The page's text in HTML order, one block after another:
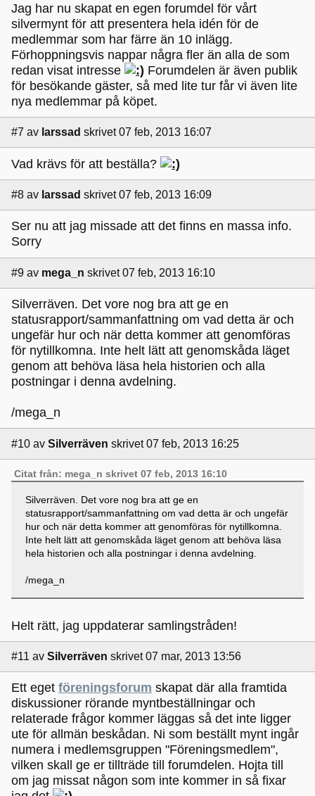
Jag har nu skapat en egen forumdel för vårt
silvermynt för att presentera hela idén för de
medlemmar som har färre än 10 inlägg.
Förhoppningsvis nappar några fler än alla de som
redan visat intresse
Forumdelen är även publik
för besökande gäster, så med lite tur får vi även lite
nya medlemmar på köpet.
#7 av larssad skrivet 07 feb, 2013 16:07
Vad krävs för att beställa?
#8 av larssad skrivet 07 feb, 2013 16:09
Ser nu att jag missade att det finns en massa info.
Sorry
#9 av mega_n skrivet 07 feb, 2013 16:10
Silverräven. Det vore nog bra att ge en
statusrapport/sammanfattning om vad detta är och
ungefär hur och när detta kommer att genomföras
för nytillkomna. Inte helt lätt att genomskåda läget
genom att behöva läsa hela historien och alla
postningar i denna avdelning.
/mega_n
#10 av Silverräven skrivet 07 feb, 2013 16:25
Citat från: mega_n skrivet 07 feb, 2013 16:10
Silverräven. Det vore nog bra att ge en
statusrapport/sammanfattning om vad detta är och ungefär
hur och när detta kommer att genomföras för nytillkomna.
Inte helt lätt att genomskåda läget genom att behöva läsa
hela historien och alla postningar i denna avdelning.
/mega_n
Helt rätt, jag uppdaterar samlingstråden!
#11 av Silverräven skrivet 07 mar, 2013 13:56
Ett eget föreningsforum skapat där alla framtida
diskussioner rörande myntbeställningar och
relaterade frågor kommer läggas så det inte ligger
ute för allmän beskådan. Ni som beställt mynt ingår
numera i medlemsgruppen "Föreningsmedlem",
vilken skall ge er tillträde till forumdelen. Hojta till
om jag missat någon som inte kommer in så fixar